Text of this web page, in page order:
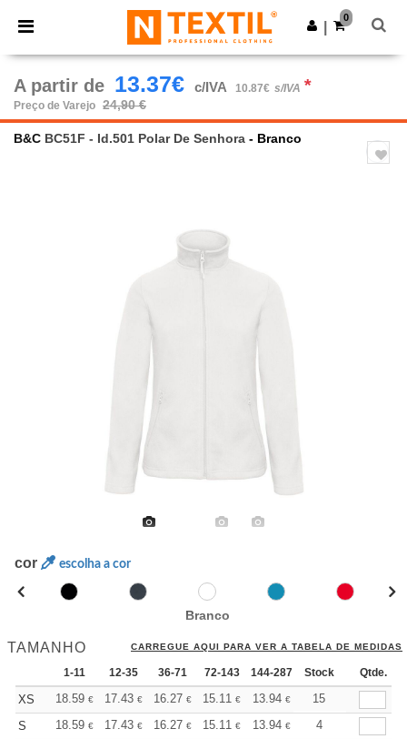
× App Ntextil
Melhores preços na app!
Obter app
0
A partir de 13.37€ c/IVA 10.87€ s/IVA *
Preço de Varejo 24,90 €
B&C BC51F - Id.501 Polar De Senhora - Branco
cor escolha a cor
Branco
TAMANHO CARREGUE AQUI PARA VER A TABELA DE MEDIDAS
1-11 12-35 36-71 72-143 144-287 288 + Mais
Stock Qtde.
XS 18.59 € 17.43 € 16.27 € 15.11 € 13.94 € 13.37
15
S
18.59 € 17.43 € 16.27 € 15.11 € 13.94 € 13.37
4